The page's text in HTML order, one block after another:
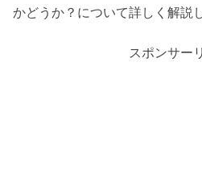
かどうか？について詳しく解説
スポンサー